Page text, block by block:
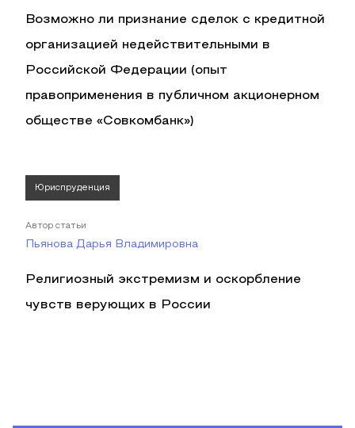
Возможно ли признание сделок с кредитной
организацией недействительными в
Российской Федерации (опыт
правоприменения в публичном акционерном
обществе «Совкомбанк»)
Юриспруденция
Автор статьи
Пьянова Дарья Владимировна
Религиозный экстремизм и оскорбление
чувств верующих в России